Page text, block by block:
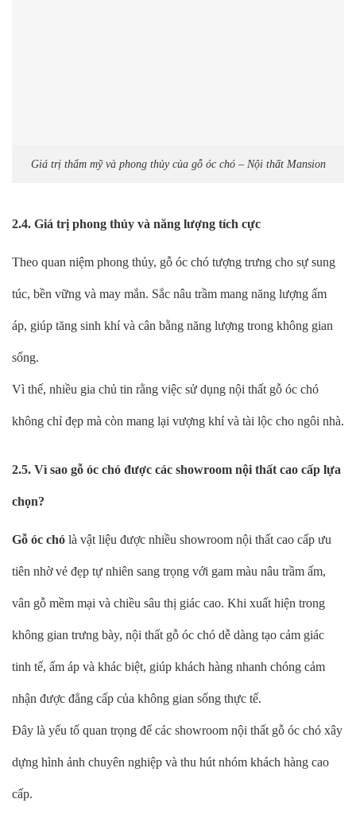
Giá trị thẩm mỹ và phong thủy của gỗ óc chó – Nội thất Mansion
2.4. Giá trị phong thủy và năng lượng tích cực
Theo quan niệm phong thủy, gỗ óc chó tượng trưng cho sự sung
túc, bền vững và may mắn. Sắc nâu trầm mang năng lượng ấm
áp, giúp tăng sinh khí và cân bằng năng lượng trong không gian
sống.
Vì thế, nhiều gia chủ tin rằng việc sử dụng nội thất gỗ óc chó
không chỉ đẹp mà còn mang lại vượng khí và tài lộc cho ngôi nhà.
2.5. Vì sao gỗ óc chó được các showroom nội thất cao cấp lựa
chọn?
Gỗ óc chó là vật liệu được nhiều showroom nội thất cao cấp ưu
tiên nhờ vẻ đẹp tự nhiên sang trọng với gam màu nâu trầm ấm,
vân gỗ mềm mại và chiều sâu thị giác cao. Khi xuất hiện trong
không gian trưng bày, nội thất gỗ óc chó dễ dàng tạo cảm giác
tinh tế, ấm áp và khác biệt, giúp khách hàng nhanh chóng cảm
nhận được đẳng cấp của không gian sống thực tế.
Đây là yếu tố quan trọng để các showroom nội thất gỗ óc chó xây
dựng hình ảnh chuyên nghiệp và thu hút nhóm khách hàng cao
cấp.